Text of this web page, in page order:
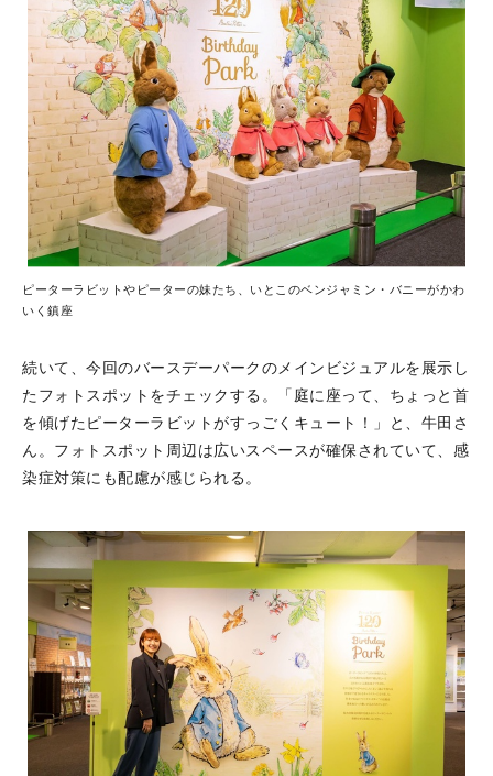
ピーターラビットやピーターの妹たち、いとこのベンジャミン・バニーがかわ
いく鎮座
続いて、今回のバースデーパークのメインビジュアルを展示し
たフォトスポットをチェックする。「庭に座って、ちょっと首
を傾げたピーターラビットがすっごくキュート！」と、牛田さ
ん。フォトスポット周辺は広いスペースが確保されていて、感
染症対策にも配慮が感じられる。